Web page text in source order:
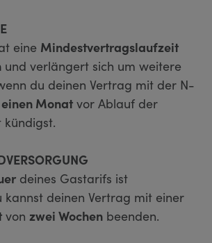
eine Mindestvertragslaufzeit
und verlängert sich um weitere
du deinen Vertrag mit der N-
einen Monat vor Ablauf der
deines Gastarifs ist
kannst deinen Vertrag mit einer
von zwei Wochen beenden.